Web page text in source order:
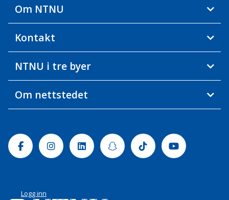
Om NTNU
Kontakt
NTNU i tre byer
Om nettstedet
FacebookInstagramLinkedinSnapchatTiktok Youtube
Logg inn